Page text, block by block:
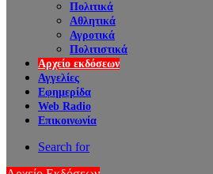
Πολιτικά
Αθλητικά
Αγροτικά
Πολιτιστικά
Αρχείο εκδόσεων
Αγγελίες
Εφημερίδα
Web Radio
Επικοινωνία
Search for